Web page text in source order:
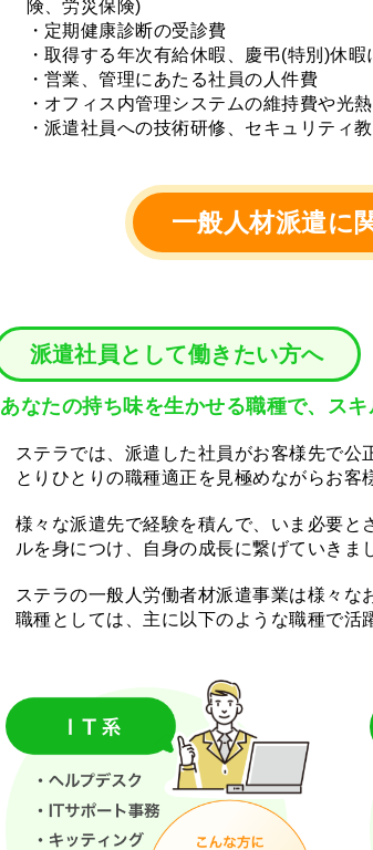
険、労災保険)
・定期健康診断の受診費
・取得する年次有給休暇、慶弔(特別)休
・営業、管理にあたる社員の人件費
・オフィス内管理システムの維持費や光
・派遣社員への技術研修、セキュリティ
一般人材派遣
派遣社員として働きたい方へ
あなたの持ち味を生かせる職種で、ス
ステラでは、派遣した社員がお客様先で
とりひとりの職種適正を見極めながらお客
様々な派遣先で経験を積んで、いま必要と
ルを身につけ、自身の成長に繋げていきま
ステラの一般人労働者材派遣事業は様々な
職種としては、主に以下のような職種で活